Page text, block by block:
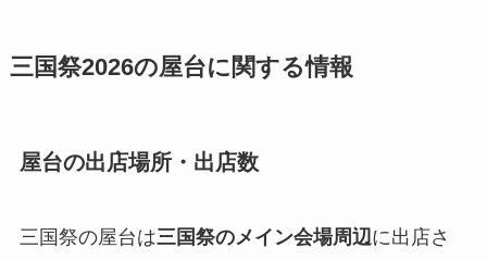
三国祭2026の屋台に関する情報
屋台の出店場所・出店数
三国祭の屋台は三国祭のメイン会場周辺に出店さ